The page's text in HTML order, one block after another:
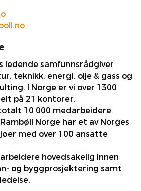
ledende samfunnsrådgiver
teknikk, energi, olje & gass og
I Norge er vi over 1300
på 21 kontorer.
10 000 medarbeidere
Norge har et av Norges
med over 100 ansatte
hovedsakelig innen
og byggprosjektering samt